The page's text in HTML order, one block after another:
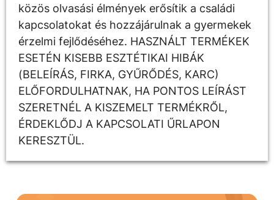
közös olvasási élmények erősítik a családi
kapcsolatokat és hozzájárulnak a gyermekek
érzelmi fejlődéséhez. HASZNÁLT TERMÉKEK
ESETÉN KISEBB ESZTÉTIKAI HIBÁK
(BELEÍRÁS, FIRKA, GYŰRŐDÉS, KARC)
ELŐFORDULHATNAK, HA PONTOS LEÍRÁST
SZERETNÉL A KISZEMELT TERMÉKRŐL,
ÉRDEKLŐDJ A KAPCSOLATI ŰRLAPON
KERESZTÜL.